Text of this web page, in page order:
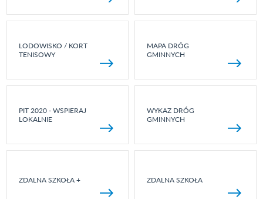
LODOWISKO / KORT
TENISOWY
MAPA DRÓG
GMINNYCH
PIT 2020 - WSPIERAJ
LOKALNIE
WYKAZ DRÓG
GMINNYCH
ZDALNA SZKOŁA + ZDALNA SZKOŁA